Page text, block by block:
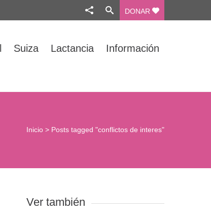
DONAR
Suiza Lactancia Información
Inicio > Posts tagged "conflictos de interes"
Ver también